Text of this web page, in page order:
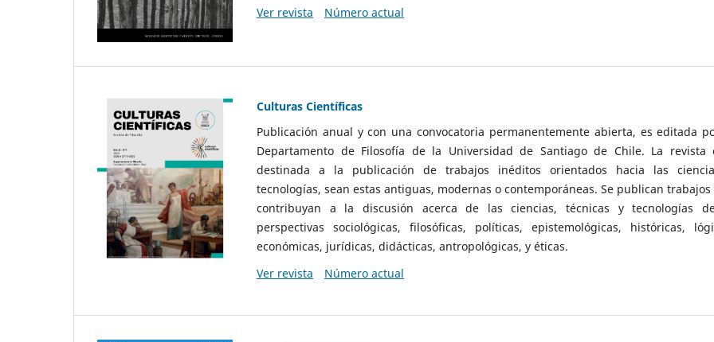
Ver revista
Número actual
Culturas Científicas
Publicación anual y con una convocatoria permanentemente abierta, es editada
Departamento de Filosofía de la Universidad de Santiago de Chile. La revista
destinada a la publicación de trabajos inéditos orientados hacia las
tecnologías, sean estas antiguas, modernas o contemporáneas. Se publican
contribuyan a la discusión acerca de las ciencias, técnicas y tecnologías
perspectivas sociológicas, filosóficas, políticas, epistemológicas, históricas,
económicas, jurídicas, didácticas, antropológicas, y éticas.
Ver revista
Número actual